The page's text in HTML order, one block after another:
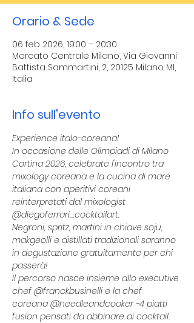
Orario & Sede
06 feb 2026, 19:00 – 20:30
Mercato Centrale Milano, Via Giovanni
Battista Sammartini, 2, 20125 Milano MI,
Italia
Info sull'evento
Experience italo-coreana!
In occasione delle Olimpiadi di Milano
Cortina 2026, celebrate l'incontro tra
mixology coreana e la cucina di mare
italiana con aperitivi coreani
reinterpretati dal mixologist
@diegoferrari_cocktailart.
Negroni, spritz, martini in chiave soju,
makgeolli e distillati tradizionali saranno
in degustazione gratuitamente per chi
passerà!
Il percorso nasce insieme allo executive
chef @franckbusinelli e la chef
coreana @needleandcooker -4 piatti
fusion pensati da abbinare ai cocktail.